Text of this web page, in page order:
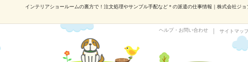
インテリアショールームの裏方で！注文処理やサンプル手配など＊の派遣の仕事情報｜株式会社ジョ
ヘルプ・お問い合わせ サイトマッ